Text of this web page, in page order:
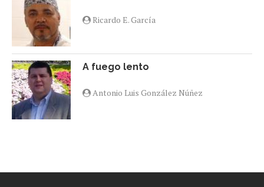
Ricardo E. García
A fuego lento
Antonio Luis González Núñez